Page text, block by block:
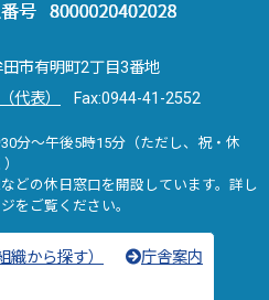
市有明町2丁目3番地
代表） Fax:0944-41-2552
分～午後5時15分（ただし、祝・休
どの休日窓口を開設しています。詳し
をご覧ください。
織から探す）
庁舎案内